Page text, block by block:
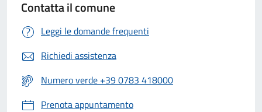
Contatta il comune
Leggi le domande frequenti
Richiedi assistenza
Numero verde +39 0783 418000
Prenota appuntamento